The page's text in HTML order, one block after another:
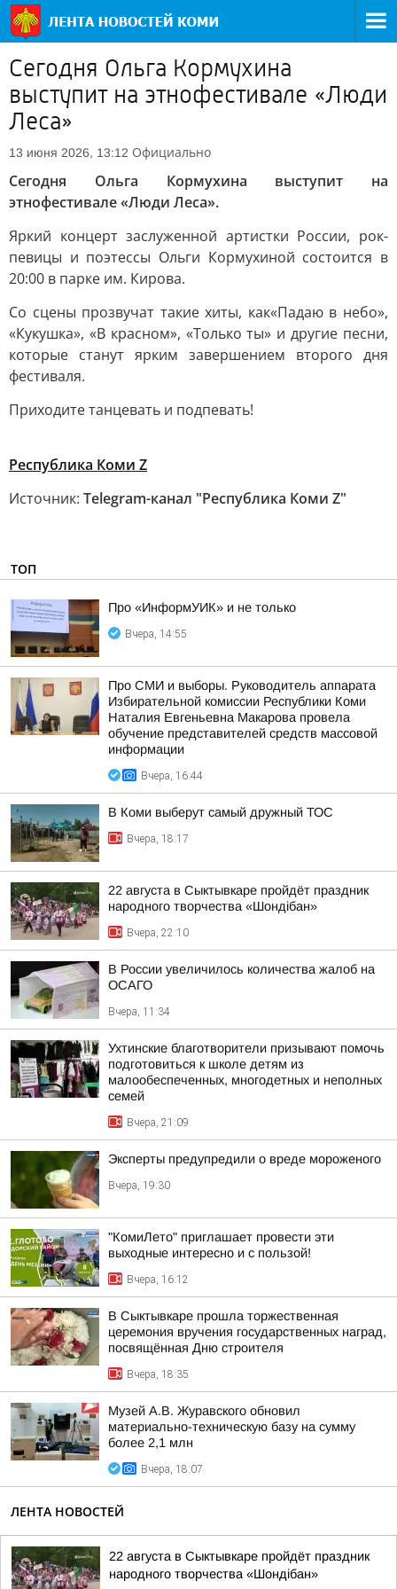
Сегодня Ольга Кормухина
выступит на этнофестивале «Люди
Леса»
13 июня 2026, 13:12 Официально
Сегодня Ольга Кормухина выступит на
этнофестивале «Люди Леса».
Яркий концерт заслуженной артистки России, рок-
певицы и поэтессы Ольги Кормухиной состоится в
20:00 в парке им. Кирова.
Со сцены прозвучат такие хиты, как«Падаю в небо»,
«Кукушка», «В красном», «Только ты» и другие песни,
которые станут ярким завершением второго дня
фестиваля.
Приходите танцевать и подпевать!
Республика Коми Z
Источник: Telegram-канал "Республика Коми Z"
ТОП
Про «ИнформУИК» и не только
Вчера, 14:55
Про СМИ и выборы. Руководитель аппарата
Избирательной комиссии Республики Коми
Наталия Евгеньевна Макарова провела
обучение представителей средств массовой
информации
Вчера, 16:44
В Коми выберут самый дружный ТОС
Вчера, 18:17
22 августа в Сыктывкаре пройдёт праздник
народного творчества «Шондібан»
Вчера, 22:10
В России увеличилось количества жалоб на
ОСАГО
Вчера, 11:34
Ухтинские благотворители призывают помочь
подготовиться к школе детям из
малообеспеченных, многодетных и неполных
семей
Вчера, 21:09
Эксперты предупредили о вреде мороженого
Вчера, 19:30
"КомиЛето" приглашает провести эти
выходные интересно и с пользой!
Вчера, 16:12
В Сыктывкаре прошла торжественная
церемония вручения государственных наград,
посвящённая Дню строителя
Вчера, 18:35
Музей А.В. Журавского обновил
материально-техническую базу на сумму
более 2,1 млн
Вчера, 18:07
ЛЕНТА НОВОСТЕЙ
22 августа в Сыктывкаре пройдёт праздник
народного творчества «Шондібан»